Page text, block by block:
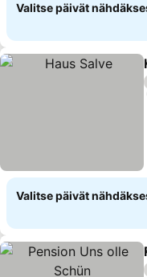
Valitse päivät
Valitse päivät